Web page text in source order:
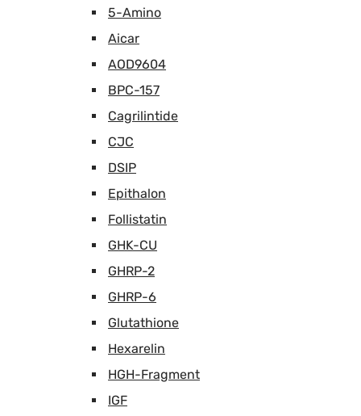
5-Amino
Aicar
AOD9604
BPC-157
Cagrilintide
CJC
DSIP
Epithalon
Follistatin
GHK-CU
GHRP-2
GHRP-6
Glutathione
Hexarelin
HGH-Fragment
IGF